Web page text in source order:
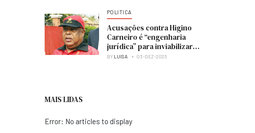
POLITICA
Acusações contra Higino
Carneiro é “engenharia
jurídica” para inviabilizar
candidatura à presidência
BY LUISA 03-DEZ-2025
MAIS LIDAS
Error: No articles to display